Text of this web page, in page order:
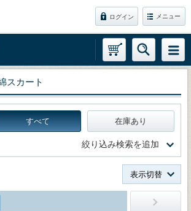
ログイン メニュー
スカート
すべて 在庫あり
絞り込み検索を追加
表示切替